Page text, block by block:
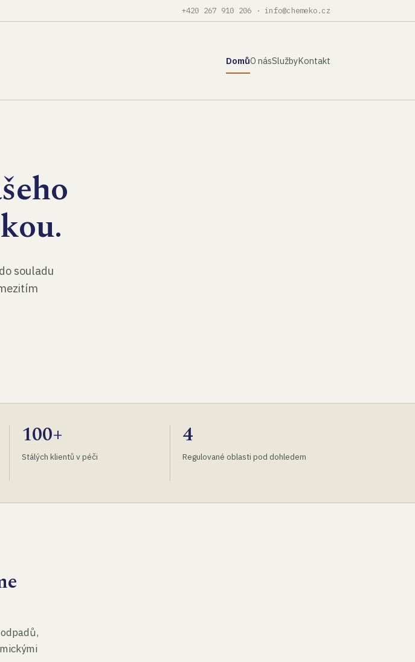
+420 267 910 206 · info@chemeko.cz
DomůO násSlužbyKontakt
souladu
100+
Stálých klientů v péči
4
Regulované oblasti pod dohledem